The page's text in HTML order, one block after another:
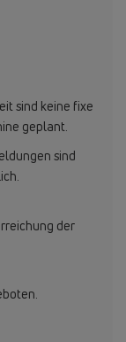
sind keine fixe
geplant.
sind
der